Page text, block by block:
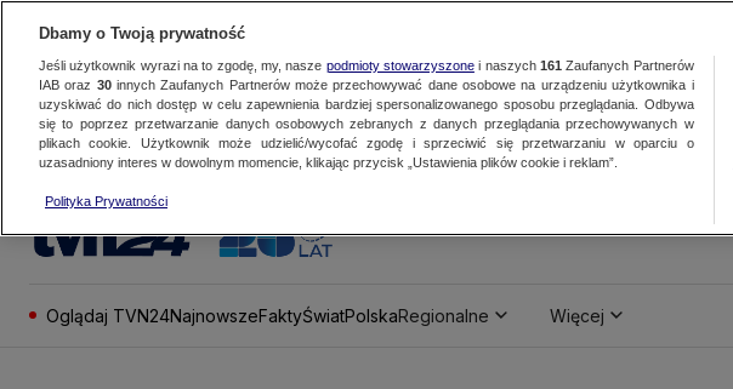
Oglądaj TVN24NajnowszeFaktyŚwiatPolskaRegionalne Więcej
Dbamy o Twoją prywatność
Jeśli użytkownik wyrazi na to zgodę, my, nasze podmioty stowarzyszonei naszych 161 Zaufanych Partnerów
IAB oraz 30innych Zaufanych Partnerów może przechowywać dane osobowe na urządzeniu użytkownika i
uzyskiwać do nich dostęp w celu zapewnienia bardziej spersonalizowanego sposobu przeglądania. Odbywa
się to poprzez przetwarzanie danych osobowych zebranych z danych przeglądania przechowywanych w
plikach cookie. Użytkownik może udzielić/wycofać zgodę i sprzeciwić się przetwarzaniu w oparciu o
uzasadniony interes w dowolnym momencie, klikając przycisk „Ustawienia plików cookie i reklam”.
Polityka Prywatności